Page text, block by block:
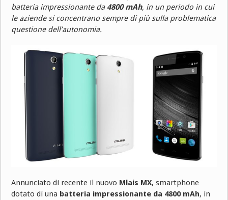
batteria impressionante da4800 mAh, in un periodo in cui
le aziende si concentrano sempre di più sulla problematica
questione dell’autonomia.
Annunciato di recente il nuovo Mlais MX, smartphone
dotato di una batteria impressionante da 4800 mAh, in